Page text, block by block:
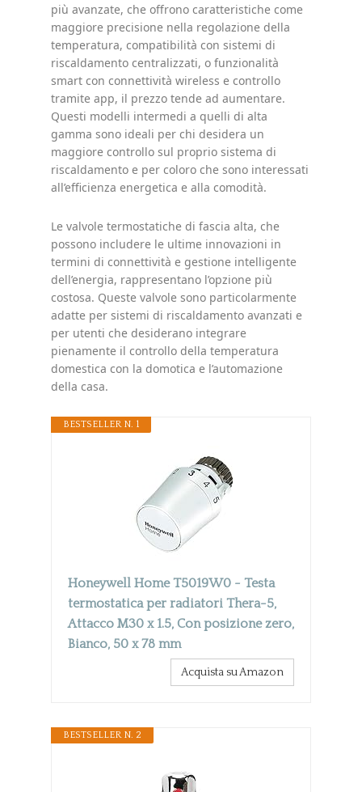
più avanzate, che offrono caratteristiche come
maggiore precisione nella regolazione della
temperatura, compatibilità con sistemi di
riscaldamento centralizzati, o funzionalità
smart con connettività wireless e controllo
tramite app, il prezzo tende ad aumentare.
Questi modelli intermedi a quelli di alta
gamma sono ideali per chi desidera un
maggiore controllo sul proprio sistema di
riscaldamento e per coloro che sono interessati
all’efficienza energetica e alla comodità.
Le valvole termostatiche di fascia alta, che
possono includere le ultime innovazioni in
termini di connettività e gestione intelligente
dell’energia, rappresentano l’opzione più
costosa. Queste valvole sono particolarmente
adatte per sistemi di riscaldamento avanzati e
per utenti che desiderano integrare
pienamente il controllo della temperatura
domestica con la domotica e l’automazione
della casa.
BESTSELLER N. 1
Honeywell Home T5019W0 - Testa
termostatica per radiatori Thera-5,
Attacco M30 x 1.5, Con posizione zero,
Bianco, 50 x 78 mm
Acquista su Amazon
BESTSELLER N. 2